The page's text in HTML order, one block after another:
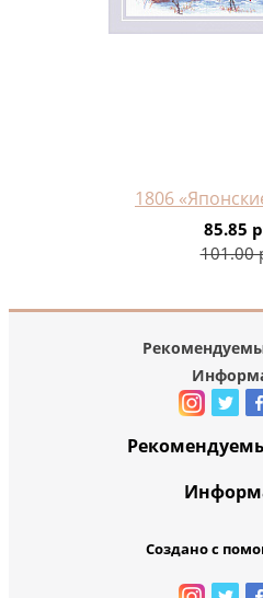
1806
85.85
101.00
Создано с